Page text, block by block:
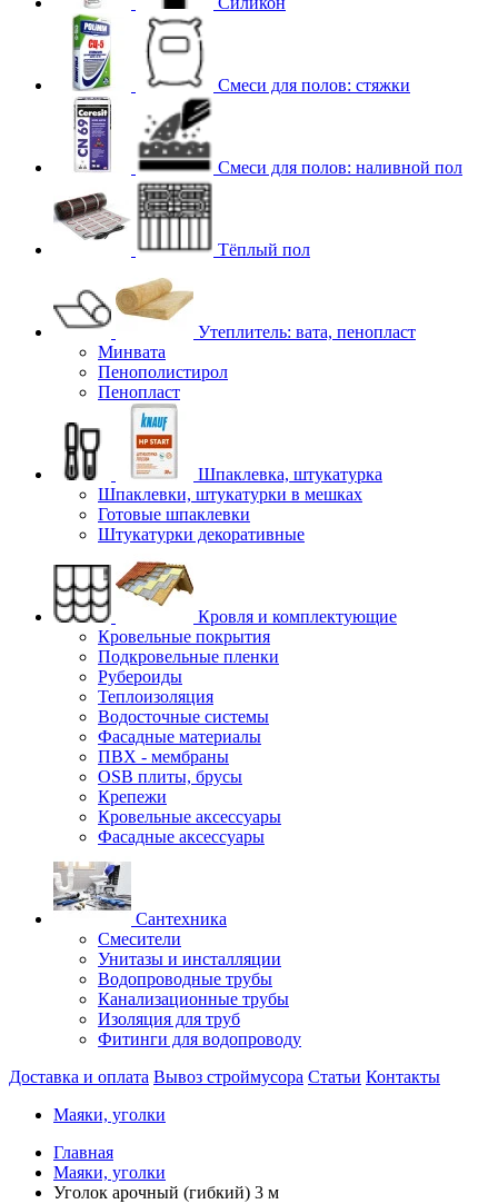
Смеси для полов: стяжки
Смеси для полов: наливной пол
Тёплый пол
Утеплитель: вата, пенопласт
Минвата
Пенополистирол
Пенопласт
Шпаклевка, штукатурка
Шпаклевки, штукатурки в мешках
Готовые шпаклевки
Штукатурки декоративные
Кровля и комплектующие
Кровельные покрытия
Подкровельные пленки
Рубероиды
Теплоизоляция
Водосточные системы
Фасадные материалы
ПВХ - мембраны
OSB плиты, брусы
Крепежи
Кровельные аксессуары
Фасадные аксессуары
Сантехника
Смесители
Унитазы и инсталляции
Водопроводные трубы
Канализационные трубы
Изоляция для труб
Фитинги для водопроводу
Доставка и оплата Вывоз строймусора Статьи Контакты
Маяки, уголки
Главная
Маяки, уголки
Уголок арочный (гибкий) 3 м